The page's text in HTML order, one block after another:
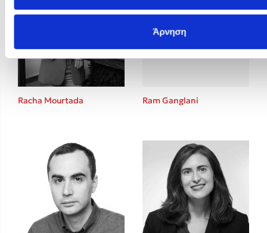
Άρνηση
Racha Mourtada Ram Ganglani